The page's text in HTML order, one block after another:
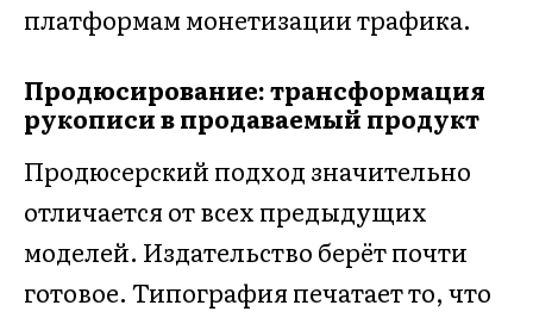
платформам монетизации трафика.
Продюсирование: трансформация
рукописи в продаваемый продукт
Продюсерский подход значительно
отличается от всех предыдущих
моделей. Издательство берёт почти
готовое. Типография печатает то, что